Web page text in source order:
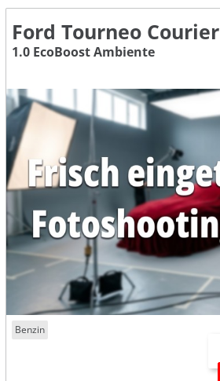
Ford Tourneo Courier
1.0 EcoBoost Ambiente
Benzin